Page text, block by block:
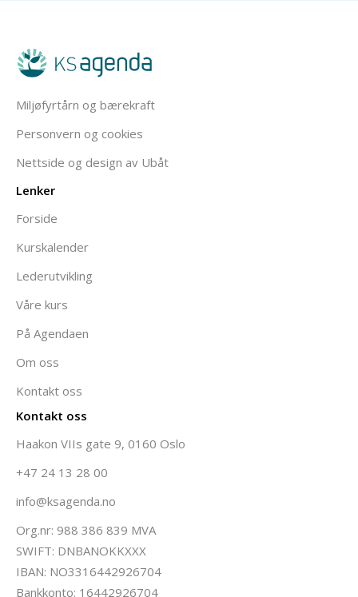
Miljøfyrtårn og bærekraft
Personvern og cookies
Nettside og design av Ubåt
Lenker
Forside
Kurskalender
Lederutvikling
Våre kurs
På Agendaen
Om oss
Kontakt oss
Kontakt oss
Haakon VIIs gate 9, 0160 Oslo
+47 24 13 28 00
info@ksagenda.no
Org.nr: 988 386 839 MVA
SWIFT: DNBANOKKXXX
IBAN: NO3316442926704
Bankkonto: 16442926704